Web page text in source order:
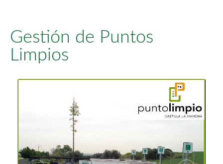
Gestión de Puntos
Limpios